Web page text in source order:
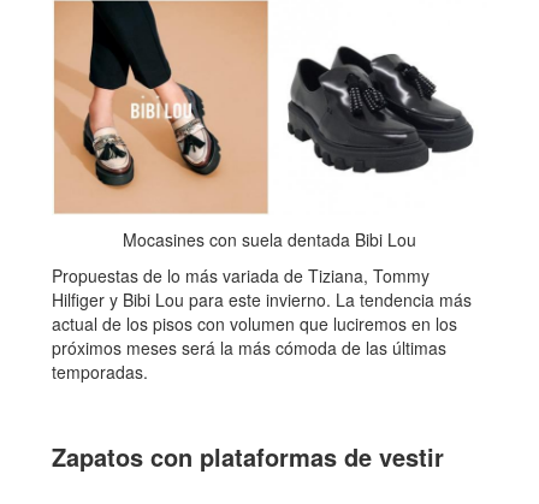
Mocasines con suela dentada Bibi Lou
Propuestas de lo más variada de Tiziana, Tommy
Hilfiger y Bibi Lou para este invierno. La tendencia más
actual de los pisos con volumen que luciremos en los
próximos meses será la más cómoda de las últimas
temporadas.
Zapatos con plataformas de vestir